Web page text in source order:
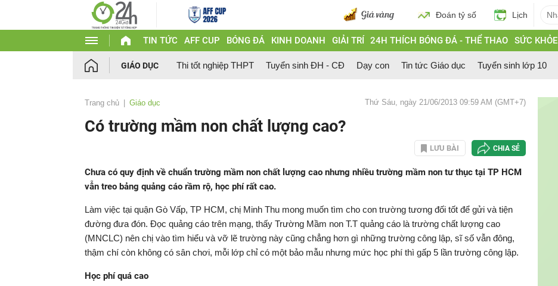
Đoán tỷ số Lịch
TIN TỨC AFF CUP BÓNG ĐÁ KINH DOANH GIẢI TRÍ 24H THÍCH BÓNG ĐÁ - THỂ THAO SỨC KHỎE
GIÁO DỤC Thi tốt nghiệp THPT Tuyển sinh ĐH - CĐ Dạy con Tin tức Giáo dục Tuyển sinh lớp 10
Trang chủ Giáo dục Thứ Sáu, ngày 21/06/2013 09:59 AM (GMT+7)
Có trường mầm non chất lượng cao?
LƯU BÀI CHIA SẺ
Chưa có quy định về chuẩn trường mầm non chất lượng cao nhưng nhiều trường mầm non tư thục tại TP HCM
vẫn treo bảng quảng cáo rầm rộ, học phí rất cao.
Làm việc tại quận Gò Vấp, TP HCM, chị Minh Thu mong muốn tìm cho con trường tương đối tốt để gửi và tiện
đường đưa đón. Đọc quảng cáo trên mạng, thấy Trường Mầm non T.T quảng cáo là trường chất lượng cao
(MNCLC) nên chị vào tìm hiểu và vỡ lẽ trường này cũng chẳng hơn gì những trường công lập, sĩ số vẫn đông,
thậm chí còn không có sân chơi, mỗi lớp chỉ có một bảo mẫu nhưng mức học phí thì gấp 5 lần trường công lập.
Học phí quá cao